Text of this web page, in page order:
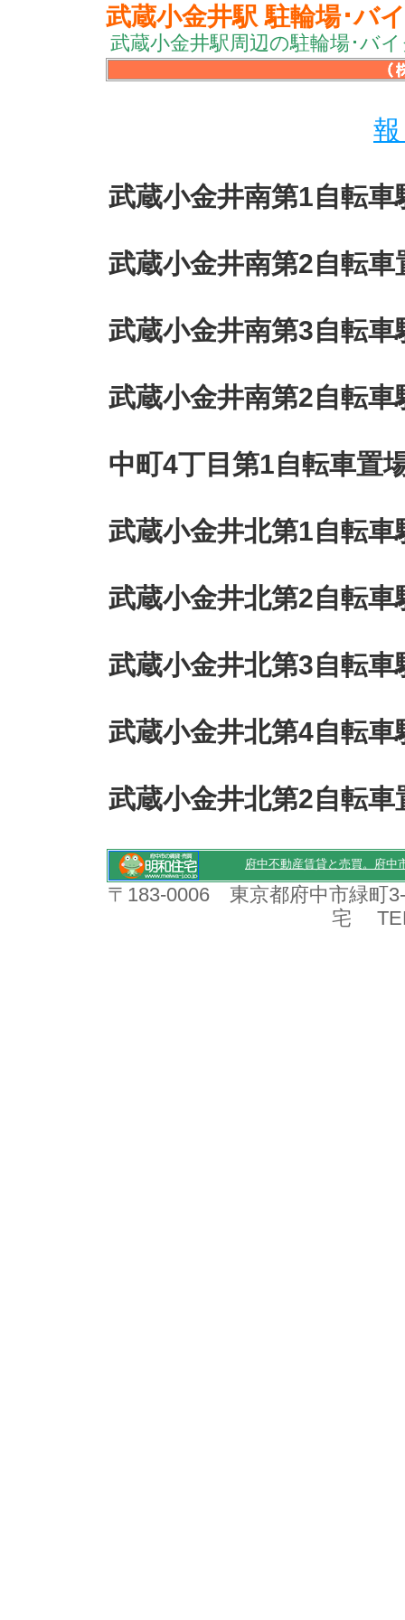
武蔵小金井駅 駐輪場･バ
武蔵小金井駅周辺の駐輪場･バ
武蔵小金井南第1自転車
武蔵小金井南第2自転車
武蔵小金井南第3自転車
武蔵小金井南第2自転車
中町4丁目第1自転車置
武蔵小金井北第1自転車
武蔵小金井北第2自転車
武蔵小金井北第3自転車
武蔵小金井北第4自転車
武蔵小金井北第2自転車
府中不動産賃貸と売買。府中
〒183-0006 東京都府中市緑町
宅 TEL